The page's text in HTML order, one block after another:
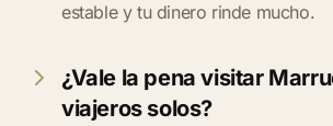
estable y tu dinero rinde mucho.
¿Vale la pena visitar
viajeros solos?